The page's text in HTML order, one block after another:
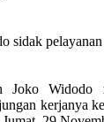
sidak
Joko Widodo
kerjanya